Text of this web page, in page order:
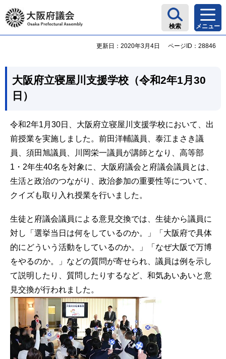
大阪府議会
検索 メニュー
更新日：2020年3月4日 ページID：28846
大阪府立寝屋川支援学校（令和2年1月30
日）
令和2年1月30日、大阪府立寝屋川支援学校において、出
前授業を実施しました。前田洋輔議員、泰江まさき議
員、須田旭議員、川岡栄一議員が講師となり、高等部
1・2年生40名を対象に、大阪府議会と府議会議員とは、
生活と政治のつながり、政治参加の重要性等について、
クイズも取り入れ授業を行いました。
生徒と府議会議員による意見交換では、生徒から議員に
対し「選挙当日は何をしているのか。」「大阪府で具体
的にどういう活動をしているのか。」「なぜ大阪で万博
をやるのか。」などの質問が寄せられ、議員は例を示し
て説明したり、質問したりするなど、和気あいあいと意
見交換が行われました。